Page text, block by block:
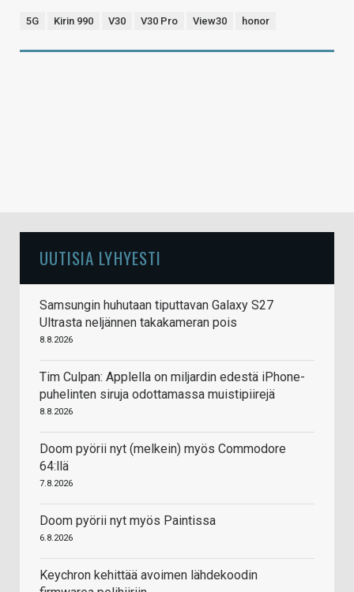
5G Kirin 990 V30 V30 Pro View30 honor
UUTISIA LYHYESTI
Samsungin huhutaan tiputtavan Galaxy S27
Ultrasta neljännen takakameran pois
8.8.2026
Tim Culpan: Applella on miljardin edestä iPhone-
puhelinten siruja odottamassa muistipiirejä
8.8.2026
Doom pyörii nyt (melkein) myös Commodore
64:llä
7.8.2026
Doom pyörii nyt myös Paintissa
6.8.2026
Keychron kehittää avoimen lähdekoodin